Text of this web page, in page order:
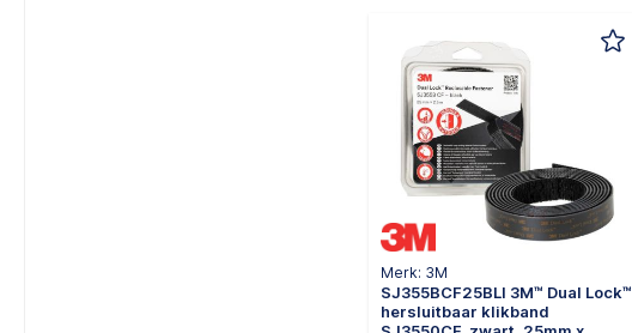
Merk: 3M
SJ355BCF25BLI 3M™ Dual Lock™
hersluitbaar klikband